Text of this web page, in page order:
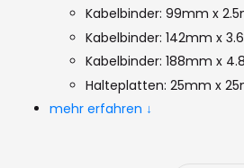
Kabelbinder: 99mm x
Kabelbinder: 142mm x
Kabelbinder: 188mm x
Halteplatten: 25mm x
mehr erfahren ↓